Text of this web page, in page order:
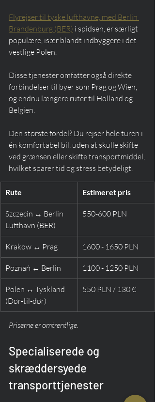
Flyrejser til tyske lufthavne, med Berlin
Brandenburg (BER) i spidsen, er særligt
populære, især blandt indbyggere i det
vestlige Polen.
Disse tjenester omfatter også direkte
forbindelser til byer som Prag og Wien,
og endnu længere ruter til Holland og
Belgien.
Den største fordel? Du rejser hele turen i
én komfortabel bil, uden at skulle skifte
ved grænsen eller skifte transportmiddel,
hvilket sparer tid og stress betydeligt.
Rute Estimeret pris
Szczecin ↔ Berlin
Lufthavn (BER)
550-600 PLN
Krakow ↔ Prag 1600 - 1650 PLN
Poznań ↔ Berlin 1100 - 1250 PLN
Polen ↔ Tyskland
(Dør-til-dør)
550 PLN / 130 €
Priserne er omtrentlige.
Specialiserede og
skræddersyede
transporttjenester